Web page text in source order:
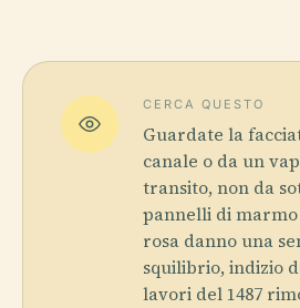
CERCA QUESTO
Guardate la
canale o da un
transito, non da
pannelli di
rosa danno una
squilibrio, indizio
lavori del 1487